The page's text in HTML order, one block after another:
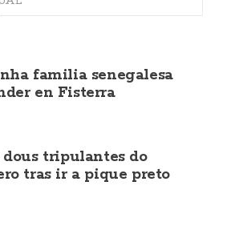
familia senegalesa
en Fisterra
dous tripulantes do
tras ir a pique preto